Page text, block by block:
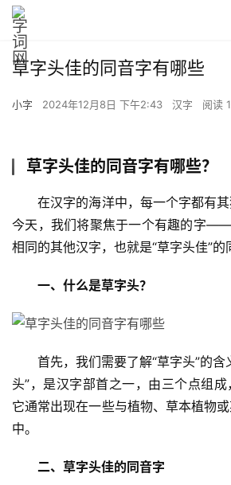
草字头佳的同音字有哪些
小字 2024年12月8日 下午2:43 汉字 阅读
草字头佳的同音字有哪些？
在汉字的海洋中，每一个字都有其
今天，我们将聚焦于一个有趣的字
相同的其他汉字，也就是“草字头佳”的
一、什么是草字头？
首先，我们需要了解“草字头”的含
头”，是汉字部首之一，由三个点组成
它通常出现在一些与植物、草本植物
中。
二、草字头佳的同音字